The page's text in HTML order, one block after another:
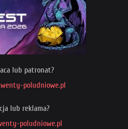
lub patronat?
poludniowe.pl
lub reklama?
poludniowe.pl